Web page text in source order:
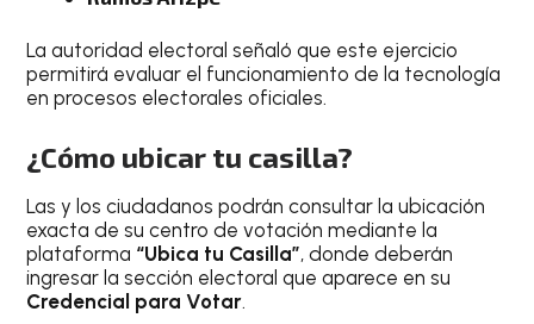
La autoridad electoral señaló que este ejercicio
permitirá evaluar el funcionamiento de la tecnología
en procesos electorales oficiales.
¿Cómo ubicar tu casilla?
Las y los ciudadanos podrán consultar la ubicación
exacta de su centro de votación mediante la
plataforma “Ubica tu Casilla”, donde deberán
ingresar la sección electoral que aparece en su
Credencial para Votar.